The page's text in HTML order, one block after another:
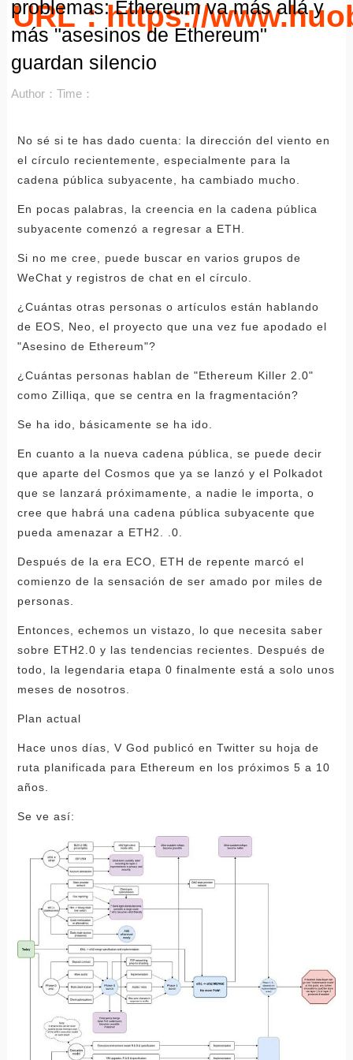
URL：https://
problemas: Ethereum va más allá y
más "asesinos de Ethereum"
guardan silencio
Author： Time：
No sé si te has dado cuenta: la dirección del viento en
el círculo recientemente, especialmente para la
cadena pública subyacente, ha cambiado mucho.
En pocas palabras, la creencia en la cadena pública
subyacente comenzó a regresar a ETH.
Si no me cree, puede buscar en varios grupos de
WeChat y registros de chat en el círculo.
¿Cuántas otras personas o artículos están hablando
de EOS, Neo, el proyecto que una vez fue apodado el
"Asesino de Ethereum"?
¿Cuántas personas hablan de "Ethereum Killer 2.0"
como Zilliqa, que se centra en la fragmentación?
Se ha ido, básicamente se ha ido.
En cuanto a la nueva cadena pública, se puede decir
que aparte del Cosmos que ya se lanzó y el Polkadot
que se lanzará próximamente, a nadie le importa, o
cree que habrá una cadena pública subyacente que
pueda amenazar a ETH2. .0.
Después de la era ECO, ETH de repente marcó el
comienzo de la sensación de ser amado por miles de
personas.
Entonces, echemos un vistazo, lo que necesita saber
sobre ETH2.0 y las tendencias recientes. Después de
todo, la legendaria etapa 0 finalmente está a solo unos
meses de nosotros.
Plan actual
Hace unos días, V God publicó en Twitter su hoja de
ruta planificada para Ethereum en los próximos 5 a 10
años.
Se ve así: